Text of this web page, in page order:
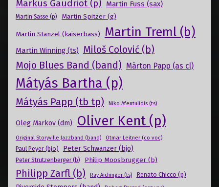
Markus Gaudriot (p) Martin Fuss (sax)
Martin Sasse (p) Martin Spitzer (g)
Martin Stanzel (kaiserbass) Martin Treml (b)
Martin Winning (ts) Miloš Colović (b)
Mojo Blues Band (band) Màrton Papp (as cl)
Mátyás Bartha (p)
Mátyás Papp (tb tp) Niko Afentulidis (ts)
Oleg Markov (dm) Oliver Kent (p)
Original Storyville Jazzband (band) Otmar Leitner (co voc)
Paul Peyer (bjo) Peter Schwanzer (bjo)
Peter Strutzenberger (b) Philip Moosbrugger (b)
Philipp Zarfl (b) Ray Aichinger (ts) Renato Chicco (p)